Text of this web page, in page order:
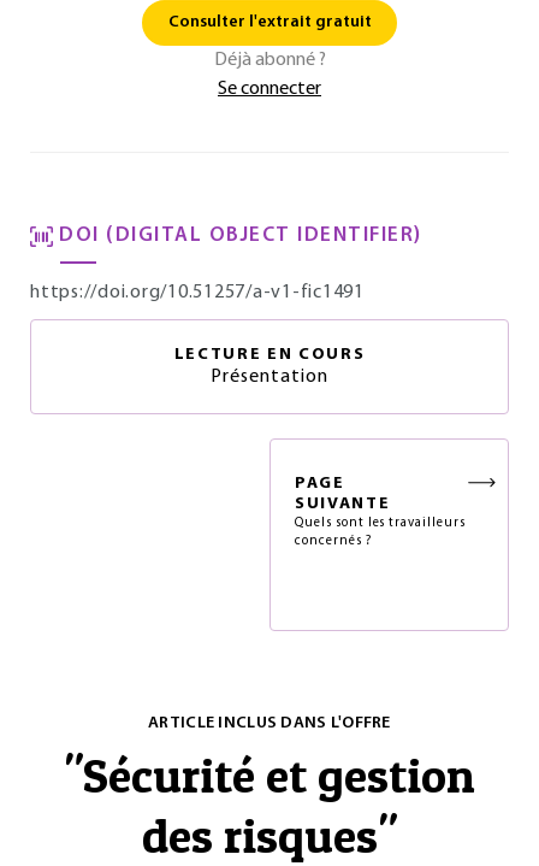
Consulter l'extrait gratuit
Déjà abonné ?
Se connecter
DOI (DIGITAL OBJECT IDENTIFIER)
https://doi.org/10.51257/a-v1-fic1491
LECTURE EN COURS
Présentation
PAGE
SUIVANTE
Quels sont les travailleurs
concernés ?
ARTICLE INCLUS DANS L'OFFRE
"Sécurité et gestion
des risques"